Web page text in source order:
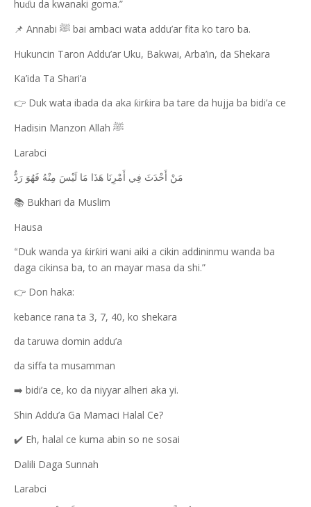
huɗu da kwanaki goma.”
📌 Annabi ﷺ bai ambaci wata addu’ar fita ko taro ba.
Hukuncin Taron Addu’ar Uku, Bakwai, Arba’in, da Shekara
Ka’ida Ta Shari’a
👉 Duk wata ibada da aka ƙirƙira ba tare da hujja ba bidi’a ce
Hadisin Manzon Allah ﷺ
Larabci
مَنْ أَحْدَثَ فِي أَمْرِنَا هَذَا مَا لَيْسَ مِنْهُ فَهُوَ رَدٌّ
📚 Bukhari da Muslim
Hausa
“Duk wanda ya ƙirƙiri wani aiki a cikin addininmu wanda ba
daga cikinsa ba, to an mayar masa da shi.”
👉 Don haka:
kebance rana ta 3, 7, 40, ko shekara
da taruwa domin addu’a
da siffa ta musamman
➡️ bidi’a ce, ko da niyyar alheri aka yi.
Shin Addu’a Ga Mamaci Halal Ce?
✔️ Eh, halal ce kuma abin so ne sosai
Dalili Daga Sunnah
Larabci